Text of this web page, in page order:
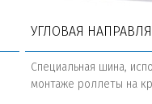
УГЛОВАЯ
Специальная шина,
монтаже роллеты на